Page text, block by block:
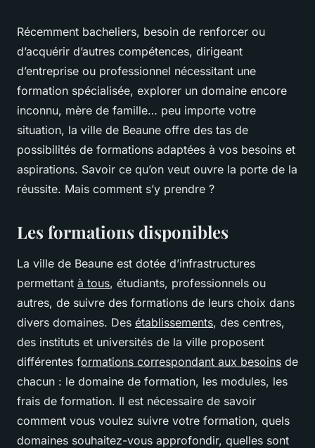
Récemment bacheliers, besoin de renforcer ou
d’acquérir d’autres compétences, dirigeant
d’entreprise ou professionnel nécessitant une
formation spécialisée, explorer un domaine encore
inconnu, mère de famille… peu importe votre
situation, la ville de Beaune offre des tas de
possibilités de formations adaptées à vos besoins et
aspirations. Savoir ce qu’on veut ouvre la porte de la
réussite. Mais comment s’y prendre ?
Les formations disponibles
La ville de Beaune est dotée d’infrastructures
permettant à tous, étudiants, professionnels ou
autres, de suivre des formations de leurs choix dans
divers domaines. Des établissements, des centres,
des instituts et universités de la ville proposent
différentes formations correspondant aux besoins de
chacun : le domaine de formation, les modules, les
frais de formation. Il est nécessaire de savoir
comment vous voulez suivre votre formation, quels
domaines souhaitez-vous approfondir, quelles sont